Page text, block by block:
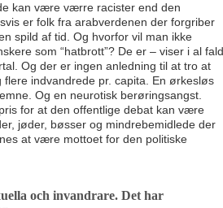
kan være værre racister end den
er folk fra arabverdenen der forgriber
spild af tid. Og hvorfor vil man ikke
som “hatbrott”? De er – viser i al fald
Og der er ingen anledning til at tro at
indvandrede pr. capita. En ørkesløs
Og en neurotisk berøringsangst.
for at den offentlige debat kan være
jøder, bøsser og mindrebemidlede der
at være mottoet for den politiske
och invandrare. Det har